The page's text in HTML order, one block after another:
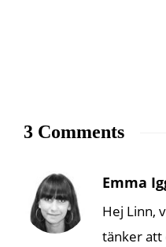
3 Comments
Emma
Hej Linn,
tänker att